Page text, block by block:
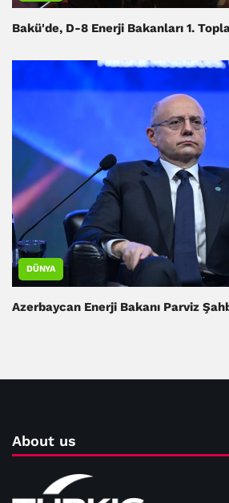
Bakü'de, D-8 Enerji Bakanları 1.
DÜNYA
Azerbaycan Enerji Bakanı Parviz
About us